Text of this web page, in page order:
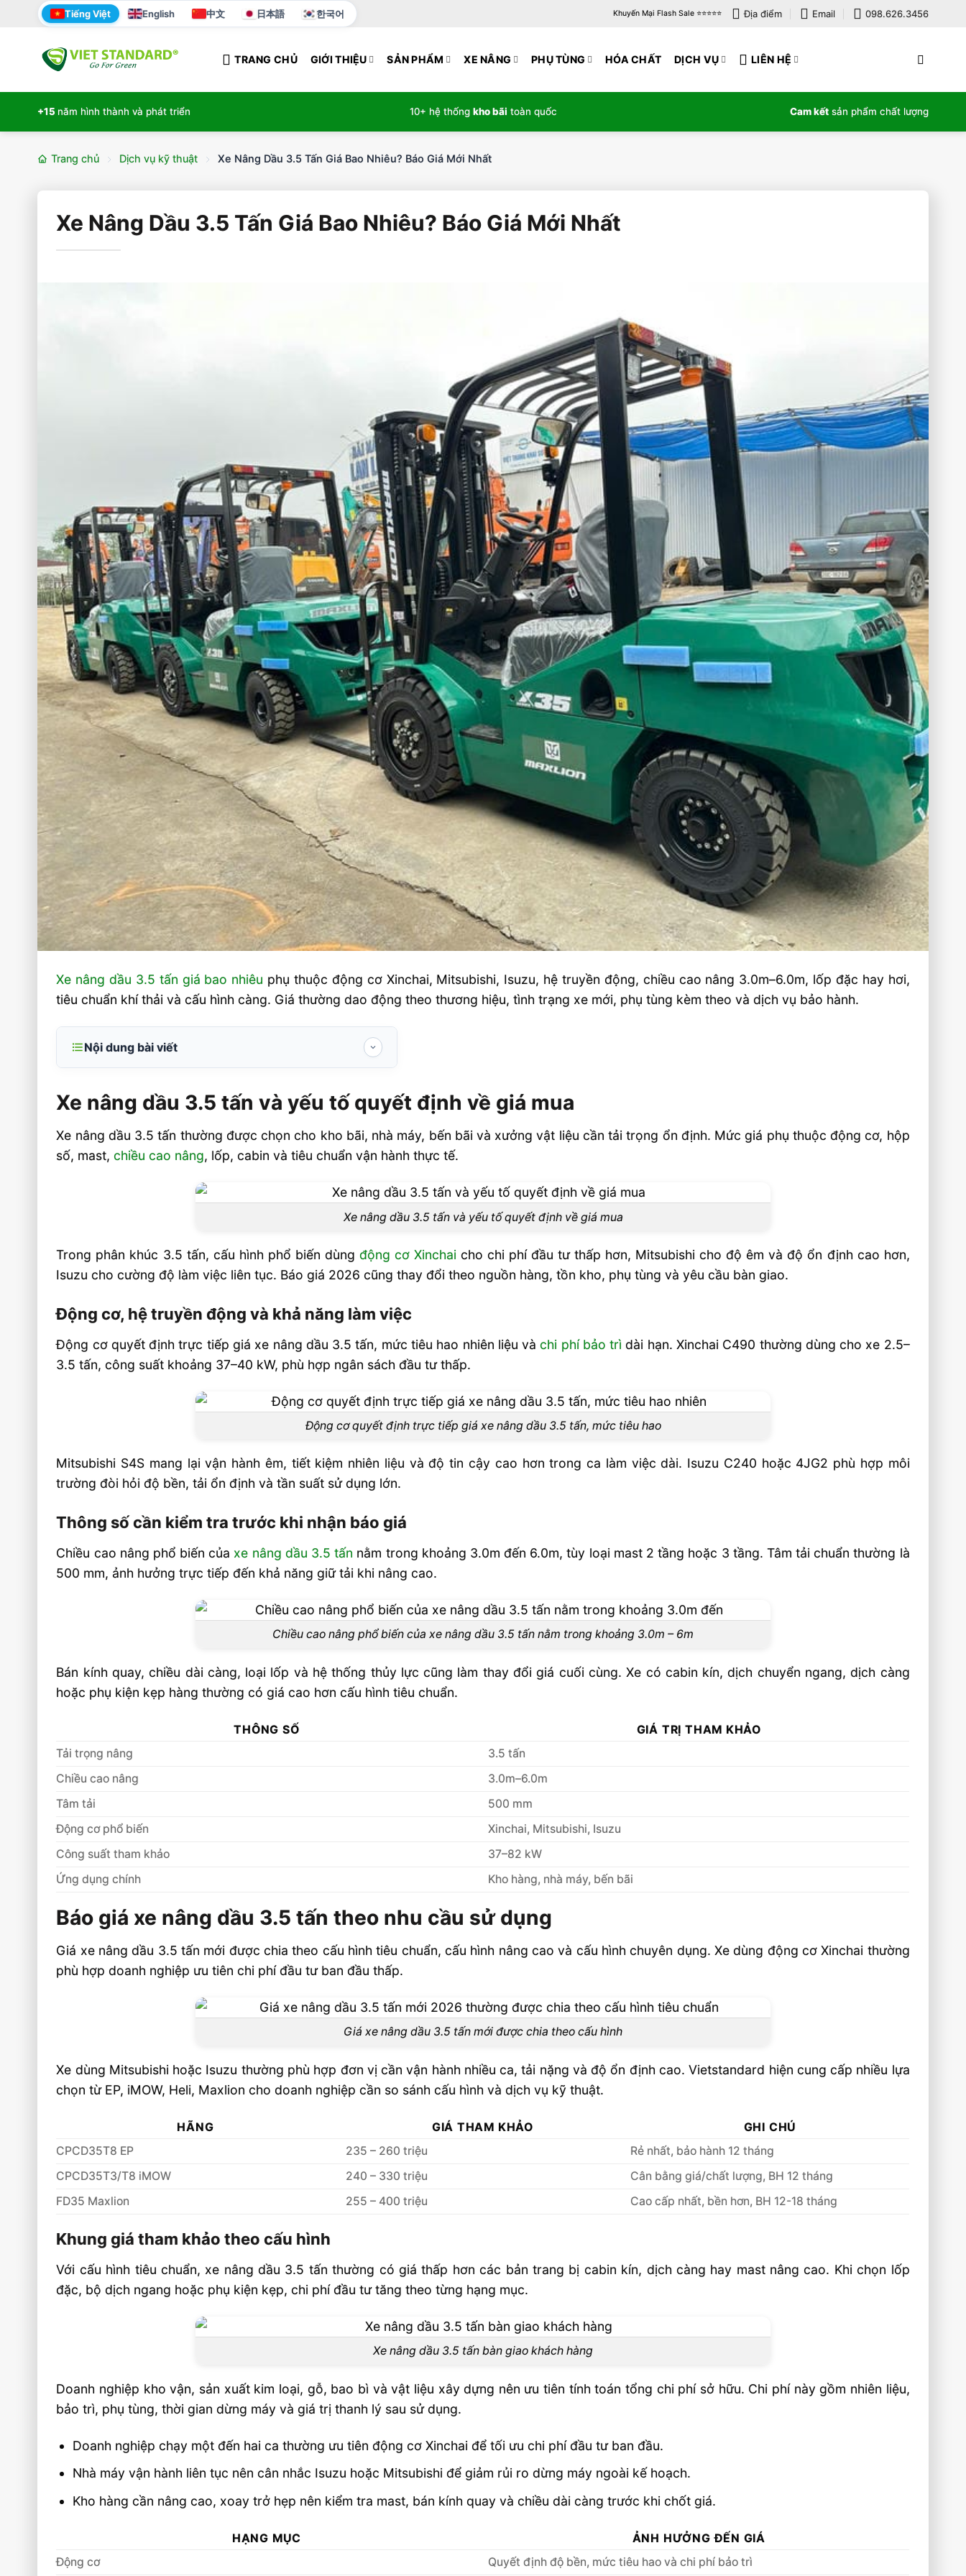
Tiếng Việt English 中文 日本語 한국어 Khuyến Mại Flash Sale ⭐️⭐️⭐️⭐️⭐️ Địa điểm Email 098.626.3456
TRANG CHỦ GIỚI THIỆU SẢN PHẨM XE NÂNG PHỤ TÙNG HÓA CHẤT DỊCH VỤ LIÊN HỆ
+15 năm hình thành và phát triển 10+ hệ thống kho bãi toàn quốc Cam kết sản phẩm chất lượng
Trang chủ Dịch vụ kỹ thuật Xe Nâng Dầu 3.5 Tấn Giá Bao Nhiêu? Báo Giá Mới Nhất
Xe Nâng Dầu 3.5 Tấn Giá Bao Nhiêu? Báo Giá Mới Nhất
Xe nâng dầu 3.5 tấn giá bao nhiêu phụ thuộc động cơ Xinchai, Mitsubishi, Isuzu, hệ truyền động, chiều cao nâng 3.0m–6.0m, lốp đặc hay hơi,
tiêu chuẩn khí thải và cấu hình càng. Giá thường dao động theo thương hiệu, tình trạng xe mới, phụ tùng kèm theo và dịch vụ bảo hành.
Nội dung bài viết
Động cơ, hệ truyền động và khả năng làm việc
Thông số cần kiểm tra trước khi nhận báo giá
Báo giá xe nâng dầu 3.5 tấn theo nhu cầu sử dụng
Khung giá tham khảo theo cấu hình
Cách chọn xe phù hợp trước khi mua
nhiêu FAQ
Xe nâng dầu 3.5 tấn giá bao nhiêu ?
3.5 tấn không?
Video: Xe Nâng Dầu 3.5 Tấn Giá Bao Nhiêu? Báo Giá
Xe nâng dầu 3.5 tấn và yếu tố quyết định về giá mua
Xe nâng dầu 3.5 tấn thường được chọn cho kho bãi, nhà máy, bến bãi và xưởng vật liệu cần tải trọng ổn định. Mức giá phụ thuộc động cơ, hộp
số, mast,chiều cao nâng, lốp, cabin và tiêu chuẩn vận hành thực tế.
Xe nâng dầu 3.5 tấn và yếu tố quyết định về giá mua
Trong phân khúc 3.5 tấn, cấu hình phổ biến dùng động cơ Xinchai cho chi phí đầu tư thấp hơn, Mitsubishi cho độ êm và độ ổn định cao hơn,
Isuzu cho cường độ làm việc liên tục. Báo giá 2026 cũng thay đổi theo nguồn hàng, tồn kho, phụ tùng và yêu cầu bàn giao.
Động cơ, hệ truyền động và khả năng làm việc
Động cơ quyết định trực tiếp giá xe nâng dầu 3.5 tấn, mức tiêu hao nhiên liệu vàchi phí bảo trì dài hạn. Xinchai C490 thường dùng cho xe 2.5–
3.5 tấn, công suất khoảng 37–40 kW, phù hợp ngân sách đầu tư thấp.
Động cơ quyết định trực tiếp giá xe nâng dầu 3.5 tấn, mức tiêu hao
Mitsubishi S4S mang lại vận hành êm, tiết kiệm nhiên liệu và độ tin cậy cao hơn trong ca làm việc dài. Isuzu C240 hoặc 4JG2 phù hợp môi
trường đòi hỏi độ bền, tải ổn định và tần suất sử dụng lớn.
Thông số cần kiểm tra trước khi nhận báo giá
Chiều cao nâng phổ biến của xe nâng dầu 3.5 tấn nằm trong khoảng 3.0m đến 6.0m, tùy loại mast 2 tầng hoặc 3 tầng. Tâm tải chuẩn thường là
500 mm, ảnh hưởng trực tiếp đến khả năng giữ tải khi nâng cao.
Chiều cao nâng phổ biến của xe nâng dầu 3.5 tấn nằm trong khoảng 3.0m – 6m
Bán kính quay, chiều dài càng, loại lốp và hệ thống thủy lực cũng làm thay đổi giá cuối cùng. Xe có cabin kín, dịch chuyển ngang, dịch càng
hoặc phụ kiện kẹp hàng thường có giá cao hơn cấu hình tiêu chuẩn.
THÔNG SỐ
GIÁ TRỊ THAM KHẢO
Tải trọng nâng
3.5 tấn
Chiều cao nâng
3.0m–6.0m
Tâm tải
500 mm
Động cơ phổ biến
Xinchai, Mitsubishi, Isuzu
Công suất tham khảo
37–82 kW
Ứng dụng chính
Kho hàng, nhà máy, bến bãi
Báo giá xe nâng dầu 3.5 tấn theo nhu cầu sử dụng
Giá xe nâng dầu 3.5 tấn mới được chia theo cấu hình tiêu chuẩn, cấu hình nâng cao và cấu hình chuyên dụng. Xe dùng động cơ Xinchai thường
phù hợp doanh nghiệp ưu tiên chi phí đầu tư ban đầu thấp.
Giá xe nâng dầu 3.5 tấn mới được chia theo cấu hình
Xe dùng Mitsubishi hoặc Isuzu thường phù hợp đơn vị cần vận hành nhiều ca, tải nặng và độ ổn định cao. Vietstandard hiện cung cấp nhiều lựa
chọn từ EP, iMOW, Heli, Maxlion cho doanh nghiệp cần so sánh cấu hình và dịch vụ kỹ thuật.
HÃNG GIÁ THAM KHẢO
GHI CHÚ
CPCD35T8 EP
235 – 260 triệu
Rẻ nhất, bảo hành 12 tháng
CPCD35T3/T8 iMOW
240 – 330 triệu
Cân bằng giá/chất lượng, BH 12 tháng
FD35 Maxlion
255 – 400 triệu Cao cấp nhất, bền hơn, BH 12-18 tháng
Khung giá tham khảo theo cấu hình
Với cấu hình tiêu chuẩn, xe nâng dầu 3.5 tấn thường có giá thấp hơn các bản trang bị cabin kín, dịch càng hay mast nâng cao. Khi chọn lốp
đặc, bộ dịch ngang hoặc phụ kiện kẹp, chi phí đầu tư tăng theo từng hạng mục.
Xe nâng dầu 3.5 tấn bàn giao khách hàng
Doanh nghiệp kho vận, sản xuất kim loại, gỗ, bao bì và vật liệu xây dựng nên ưu tiên tính toán tổng chi phí sở hữu. Chi phí này gồm nhiên liệu,
bảo trì, phụ tùng, thời gian dừng máy và giá trị thanh lý sau sử dụng.
Doanh nghiệp chạy một đến hai ca thường ưu tiên động cơ Xinchai để tối ưu chi phí đầu tư ban đầu.
Nhà máy vận hành liên tục nên cân nhắc Isuzu hoặc Mitsubishi để giảm rủi ro dừng máy ngoài kế hoạch.
Kho hàng cần nâng cao, xoay trở hẹp nên kiểm tra mast, bán kính quay và chiều dài càng trước khi chốt giá.
HẠNG MỤC
ẢNH HƯỞNG ĐẾN GIÁ
Động cơ
Quyết định độ bền, mức tiêu hao và chi phí bảo trì